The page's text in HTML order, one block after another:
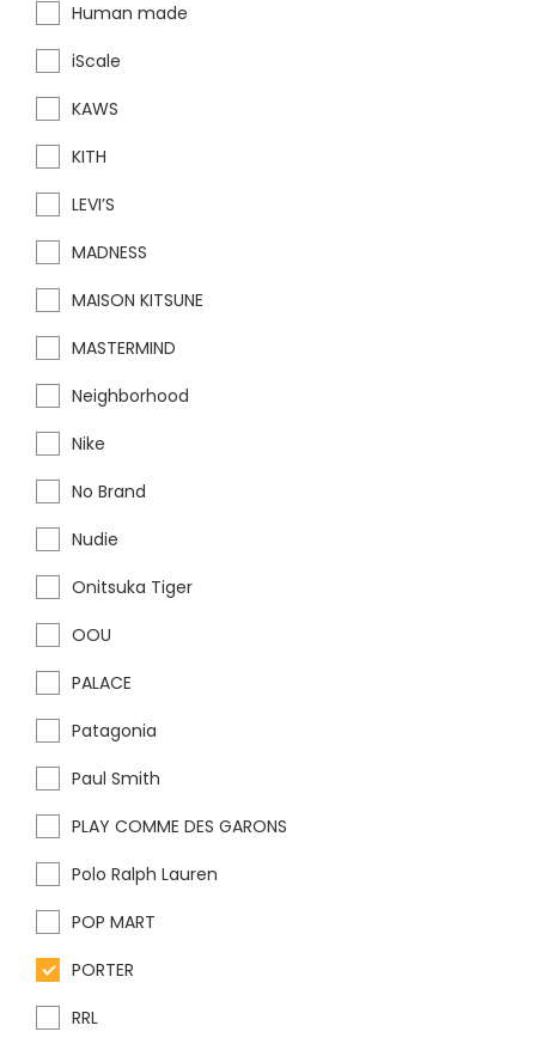
Human made
iScale
KAWS
KITH
LEVI’S
MADNESS
MAISON KITSUNE
MASTERMIND
Neighborhood
Nike
No Brand
Nudie
Onitsuka Tiger
OOU
PALACE
Patagonia
Paul Smith
PLAY COMME DES GARONS
Polo Ralph Lauren
POP MART
PORTER
RRL